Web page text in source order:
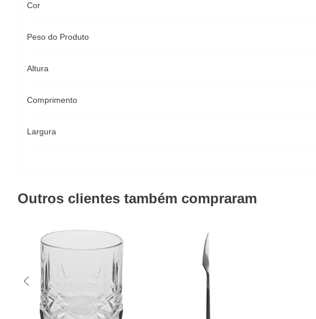
Cor
Peso do Produto
Altura
Comprimento
Largura
Outros clientes também compraram